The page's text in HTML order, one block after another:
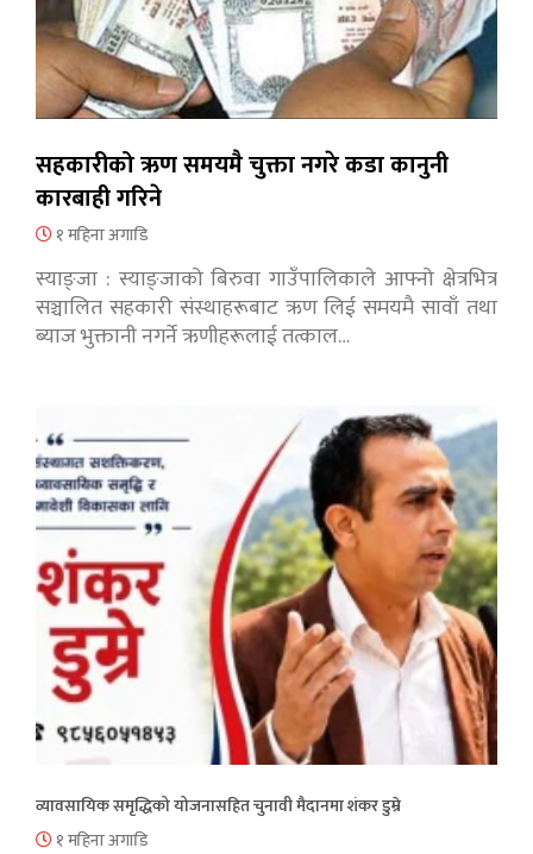
सहकारीको ऋण समयमै चुक्ता नगरे कडा कानुनी
कारबाही गरिने
१ महिना अगाडि
स्याङ्जा : स्याङ्जाको बिरुवा गाउँपालिकाले आफ्नो क्षेत्रभित्र
सञ्चालित सहकारी संस्थाहरूबाट ऋण लिई समयमै सावाँ तथा
ब्याज भुक्तानी नगर्ने ऋणीहरूलाई तत्काल…
व्यावसायिक समृद्धिको योजनासहित चुनावी मैदानमा शंकर डुम्रे
१ महिना अगाडि